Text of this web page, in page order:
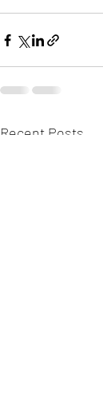
Recent Posts